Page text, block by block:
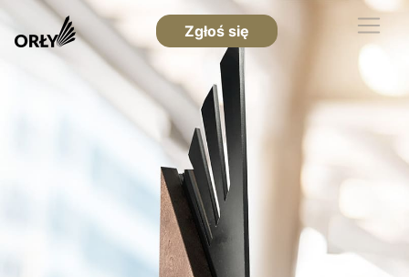
Zgłoś się